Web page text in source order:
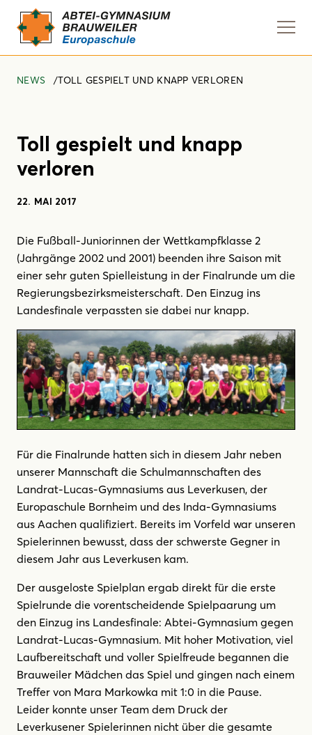
NEWS TOLL GESPIELT UND KNAPP VERLOREN
Toll gespielt und knapp
verloren
22. MAI 2017
Die Fußball-Juniorinnen der Wettkampfklasse 2
(Jahrgänge 2002 und 2001) beenden ihre Saison mit
einer sehr guten Spielleistung in der Finalrunde um die
Regierungsbezirksmeisterschaft. Den Einzug ins
Landesfinale verpassten sie dabei nur knapp.
Für die Finalrunde hatten sich in diesem Jahr neben
unserer Mannschaft die Schulmannschaften des
Landrat-Lucas-Gymnasiums aus Leverkusen, der
Europaschule Bornheim und des Inda-Gymnasiums
aus Aachen qualifiziert. Bereits im Vorfeld war unseren
Spielerinnen bewusst, dass der schwerste Gegner in
diesem Jahr aus Leverkusen kam.
Der ausgeloste Spielplan ergab direkt für die erste
Spielrunde die vorentscheidende Spielpaarung um
den Einzug ins Landesfinale: Abtei-Gymnasium gegen
Landrat-Lucas-Gymnasium. Mit hoher Motivation, viel
Laufbereitschaft und voller Spielfreude begannen die
Brauweiler Mädchen das Spiel und gingen nach einem
Treffer von Mara Markowka mit 1:0 in die Pause.
Leider konnte unser Team dem Druck der
Leverkusener Spielerinnen nicht über die gesamte